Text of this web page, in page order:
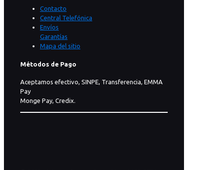
Contacto
Central Telefónica
Envíos
Garantías
Mapa del sitio
Métodos de Pago
Aceptamos efectivo, SINPE, Transferencia, EMMA
Pay
Monge Pay, Credix.